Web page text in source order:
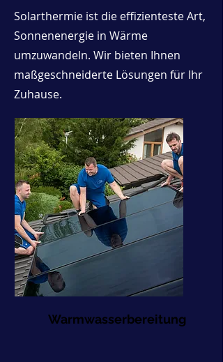
Solarthermie ist die effizienteste Art,
Sonnenenergie in Wärme
umzuwandeln. Wir bieten Ihnen
maßgeschneiderte Lösungen für Ihr
Zuhause.
Warmwasserbereitung